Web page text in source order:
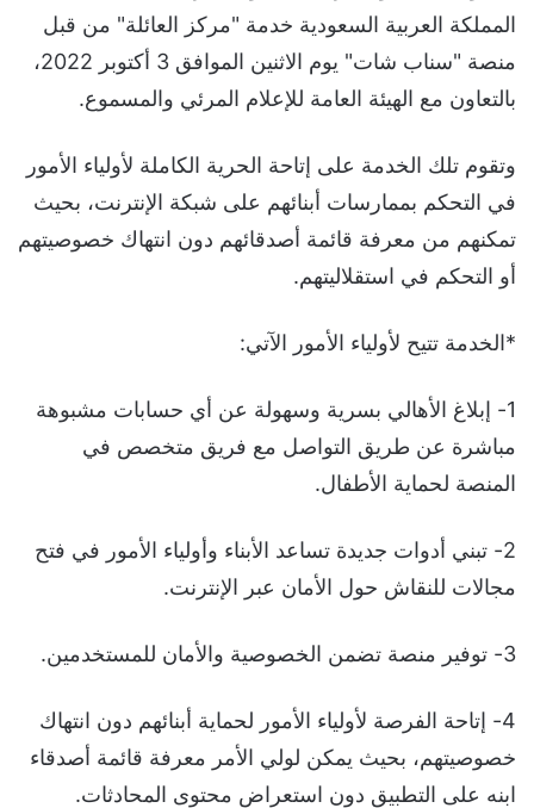
المملكة العربية السعودية خدمة "مركز العائلة" من قبل
منصة "سناب شات" يوم الاثنين الموافق 3 أكتوبر 2022،
بالتعاون مع الهيئة العامة للإعلام المرئي والمسموع.
وتقوم تلك الخدمة على إتاحة الحرية الكاملة لأولياء الأمور
في التحكم بممارسات أبنائهم على شبكة الإنترنت، بحيث
تمكنهم من معرفة قائمة أصدقائهم دون انتهاك خصوصيتهم
أو التحكم في استقلاليتهم.
*الخدمة تتيح لأولياء الأمور الآتي:
1- إبلاغ الأهالي بسرية وسهولة عن أي حسابات مشبوهة
مباشرة عن طريق التواصل مع فريق متخصص في
المنصة لحماية الأطفال.
2- تبني أدوات جديدة تساعد الأبناء وأولياء الأمور في فتح
مجالات للنقاش حول الأمان عبر الإنترنت.
3- توفير منصة تضمن الخصوصية والأمان للمستخدمين.
4- إتاحة الفرصة لأولياء الأمور لحماية أبنائهم دون انتهاك
خصوصيتهم، بحيث يمكن لولي الأمر معرفة قائمة أصدقاء
ابنه على التطبيق دون استعراض محتوى المحادثات.